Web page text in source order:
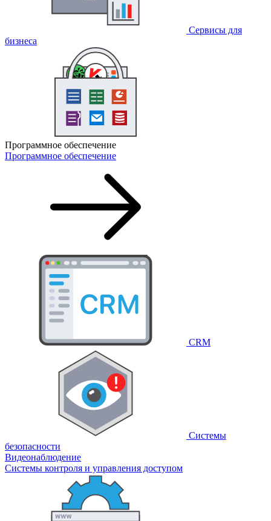
Сервисы для
бизнеса
Программное обеспечение
Программное обеспечение
CRM
Системы
безопасности
Видеонаблюдение
Системы контроля и управления доступом